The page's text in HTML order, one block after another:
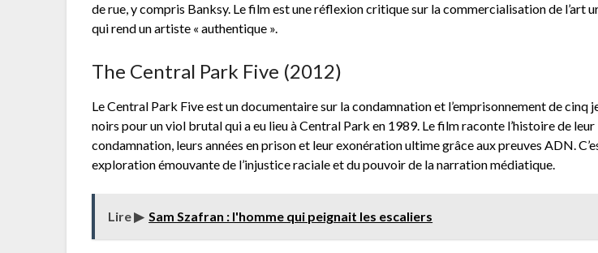
de rue, y compris Banksy. Le film est une réflexion critique sur la commercialisation de l’art
qui rend un artiste « authentique ».
The Central Park Five (2012)
Le Central Park Five est un documentaire sur la condamnation et l’emprisonnement de cinq
noirs pour un viol brutal qui a eu lieu à Central Park en 1989. Le film raconte l’histoire de leur
condamnation, leurs années en prison et leur exonération ultime grâce aux preuves ADN.
exploration émouvante de l’injustice raciale et du pouvoir de la narration médiatique.
Lire ▶ Sam Szafran : l'homme qui peignait les escaliers